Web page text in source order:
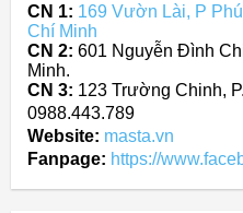
CN 1: 169 Vườn Lài, P
Chí Minh
CN 2: 601 Nguyễn Đình
Minh.
CN 3: 123 Trường Chinh,
0988.443.789
Website: masta.vn
Fanpage: https://